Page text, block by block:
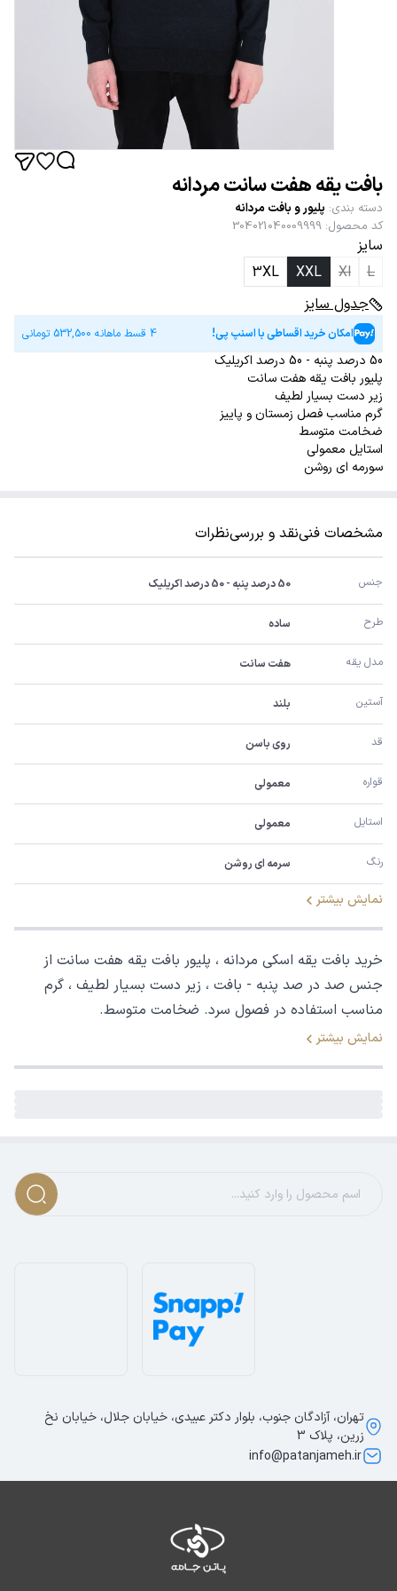
بافت یقه هفت سانت مردانه
دسته بندی: پلیور و بافت مردانه
کد محصول:
304021040009999
سایز
L
Xl
XXL
3XL
جدول سایز
امکان خرید اقساطی با اسنپ پی! 4 قسط ماهانه 532,500 تومانی
50 درصد پنبه - 50 درصد اکریلیک
پلیور بافت یقه هفت سانت
زیر دست بسیار لطیف
گرم مناسب فصل زمستان و پاییز
ضخامت متوسط
استایل معمولی
سورمه ای روشن
مشخصات فنینقد و بررسینظرات
جنس 50 درصد پنبه - 50 درصد اکریلیک
طرح ساده
مدل یقه هفت سانت
آستین بلند
قد روی باسن
قواره معمولی
استایل معمولی
رنگ سرمه ای روشن
نمایش بیشتر
خرید بافت یقه اسکی مردانه ، پلیور بافت یقه هفت سانت از
جنس صد در صد پنبه - بافت ، زیر دست بسیار لطیف ، گرم
مناسب استفاده در فصول سرد. ضخامت متوسط.
نمایش بیشتر
تهران، آزادگان جنوب، بلوار دکتر عبیدی، خیابان جلال، خیابان نخ
زرین، پلاک 3
info@patanjameh.ir